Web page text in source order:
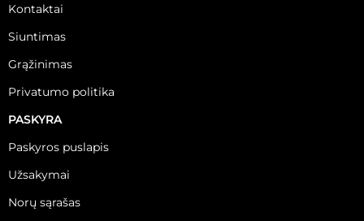
Kontaktai
Siuntimas
Grąžinimas
Privatumo politika
PASKYRA
Paskyros puslapis
Užsakymai
Norų sąrašas